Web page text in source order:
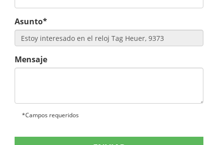
Asunto*
Mensaje
*Campos requeridos